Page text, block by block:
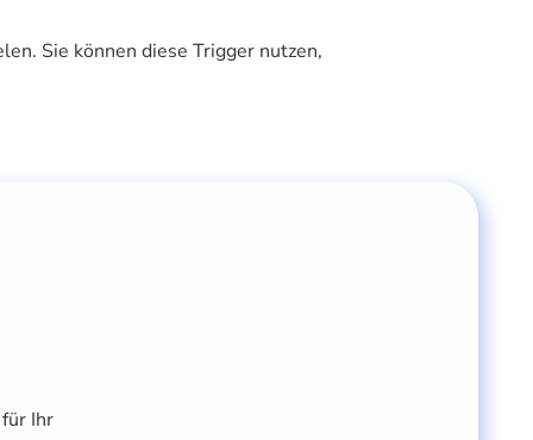
Sie können diese Trigger nutzen,
Ihr